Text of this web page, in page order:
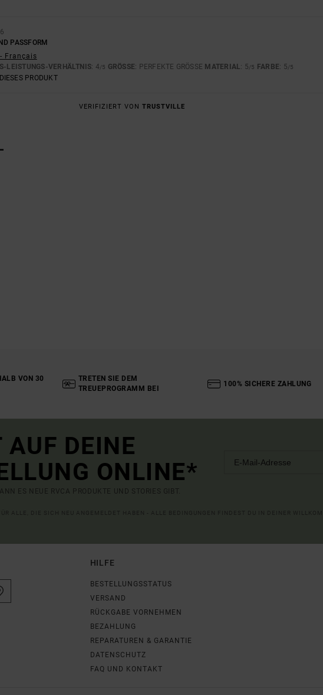
PASSFORM
Français
LEISTUNGS-VERHÄLTNIS: 4/5 GRÖSSE : PERFEKTE GRÖSSE MATERIAL: 5/5 FARBE: 5/5
PRODUKT
VERIFIZIERT VON TRUSTVILLE
VON 30
TRETEN SIE DEM
TREUEPROGRAMM BEI
100% SICHERE ZAHLUNG
DEINE
ONLINE*
ES NEUE RVCA PRODUKTE UND STORIES GIBT.
HILFE
BESTELLUNGSSTATUS
VERSAND
RÜCKGABE VORNEHMEN
BEZAHLUNG
REPARATUREN & GARANTIE
DATENSCHUTZ
FAQ UND KONTAKT